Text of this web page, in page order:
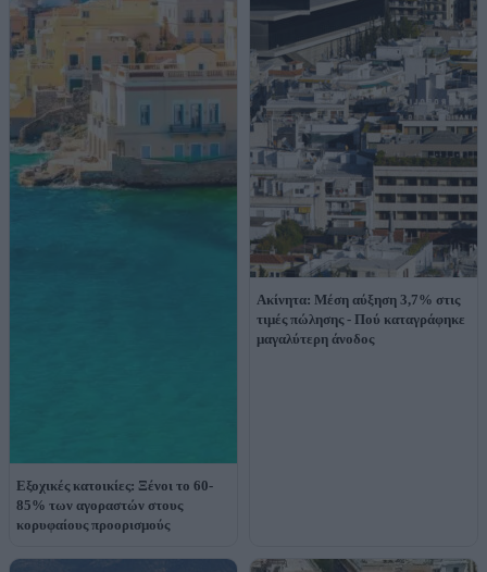
Εξοχικές κατοικίες: Ξένοι το 60-
85% των αγοραστών στους
κορυφαίους προορισμούς
Ακίνητα: Μέση αύξηση 3,7% στις
τιμές πώλησης - Πού καταγράφηκε
μαγαλύτερη άνοδος